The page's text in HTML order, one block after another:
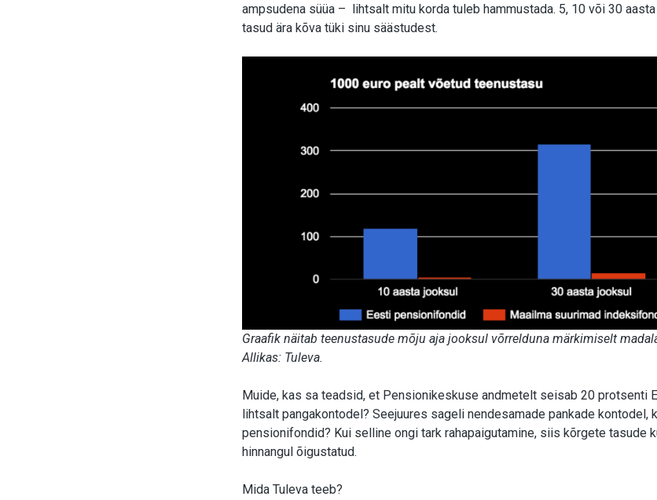
ampsudena süüa – lihtsalt mitu korda tuleb hammustada. 5, 10 või 30
tasud ära kõva tüki sinu säästudest.
Graafik näitab teenustasude mõju aja jooksul võrrelduna märkimiselt
Allikas: Tuleva.
Muide, kas sa teadsid, et Pensionikeskuse andmetelt seisab 20 protsenti
lihtsalt pangakontodel? Seejuures sageli nendesamade pankade kontodel,
pensionifondid? Kui selline ongi tark rahapaigutamine, siis kõrgete tasude
hinnangul õigustatud.
Mida Tuleva teeb?